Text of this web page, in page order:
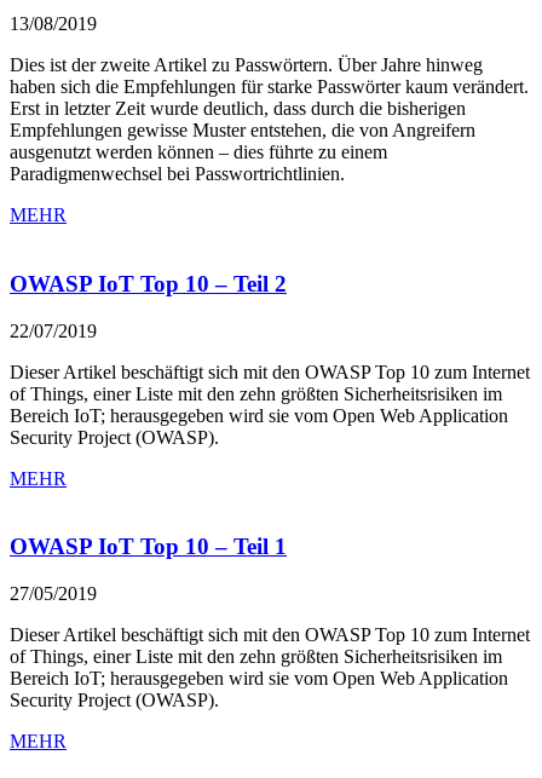
13/08/2019
Dies ist der zweite Artikel zu Passwörtern. Über Jahre hinweg
haben sich die Empfehlungen für starke Passwörter kaum verändert.
Erst in letzter Zeit wurde deutlich, dass durch die bisherigen
Empfehlungen gewisse Muster entstehen, die von Angreifern
ausgenutzt werden können – dies führte zu einem
Paradigmenwechsel bei Passwortrichtlinien.
MEHR
OWASP IoT Top 10 – Teil 2
22/07/2019
Dieser Artikel beschäftigt sich mit den OWASP Top 10 zum Internet
of Things, einer Liste mit den zehn größten Sicherheitsrisiken im
Bereich IoT; herausgegeben wird sie vom Open Web Application
Security Project (OWASP).
MEHR
OWASP IoT Top 10 – Teil 1
27/05/2019
Dieser Artikel beschäftigt sich mit den OWASP Top 10 zum Internet
of Things, einer Liste mit den zehn größten Sicherheitsrisiken im
Bereich IoT; herausgegeben wird sie vom Open Web Application
Security Project (OWASP).
MEHR